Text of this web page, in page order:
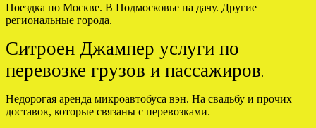
Поездка по Москве. В Подмосковье на дачу. Другие
региональные города.
Ситроен Джампер услуги по
перевозке грузов и пассажиров.
Недорогая аренда микроавтобуса вэн. На свадьбу и прочих
доставок, которые связаны с перевозками.